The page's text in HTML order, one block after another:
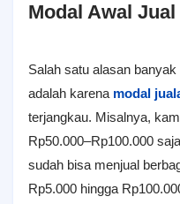
Modal Awal
Salah satu alasan
adalah karena modal
terjangkau. Misalnya,
Rp50.000–Rp100.000
sudah bisa menjual
Rp5.000 hingga